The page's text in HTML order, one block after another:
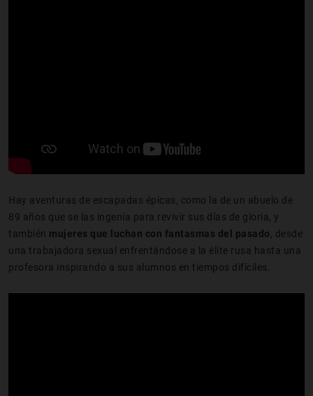
Hay aventuras de escapadas épicas, como la de un abuelo de
89 años que se las ingenia para revivir sus días de gloria, y
también mujeres que luchan con fantasmas del pasado , desde
una trabajadora sexual enfrentándose a la élite rusa hasta una
profesora inspirando a sus alumnos en tiempos difíciles.